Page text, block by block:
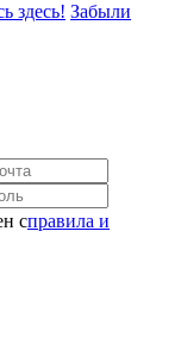
здесь! Забыли
справила и